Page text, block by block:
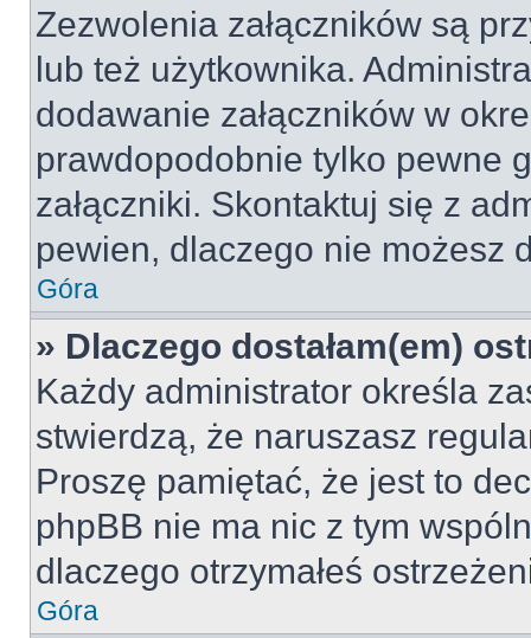
Zezwolenia załączników są
lub też użytkownika.
dodawanie załączników w
prawdopodobnie tylko pewne
załączniki. Skontaktuj się z
pewien, dlaczego nie możesz
Góra
» Dlaczego dostałam(em)
Każdy administrator określa
stwierdzą, że naruszasz
Proszę pamiętać, że jest to
phpBB nie ma nic z tym
dlaczego otrzymałeś
Góra